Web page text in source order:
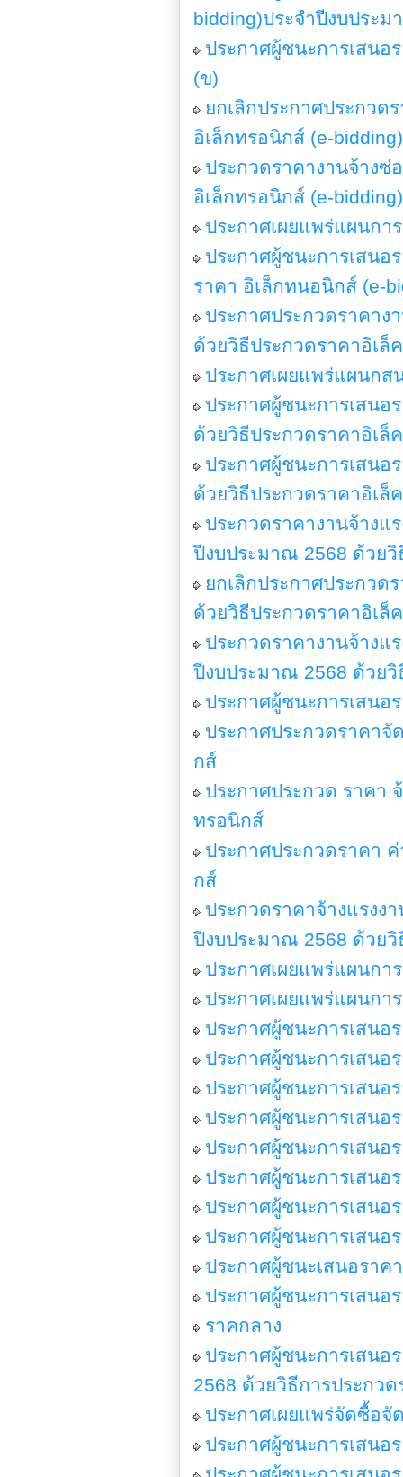
bidding)ประจำปีงบประม
ประกาศผู้ชนะการเสนอ
(ข)
ยกเลิกประกาศประกว
อิเล็กทรอนิกส์ (e-bidding)
ประกวดราคางานจ้าง
อิเล็กทรอนิกส์ (e-
ประกาศเผยแพร่แผนก
ประกาศผู้ชนะการเสนอ
ราคา อิเล็กทนอนิกส์ (e-
ประกาศประกวดราคาง
ด้วยวิธีประกวดราคาอิเ
ประกาศเผยแพร่แผนก
ประกาศผู้ชนะการเสน
ด้วยวิธีประกวดราคาอิเล็
ประกาศผู้ชนะการเสนอ
ด้วยวิธีประกวดราคาอิเล็
ประกวดราคางานจ้างแ
ปีงบประมาณ 2568 ด้วย
ยกเลิกประกาศประกวด
ด้วยวิธีประกวดราคาอิเล็
ประกวดราคางานจ้างแ
ปีงบประมาณ 2568 ด้วย
ประกาศผู้ชนะการเสนอ
ประกาศประกวดราคา
กส์
ประกาศประกวด ราคา
ทรอนิกส์
ประกาศประกวดราคา
กส์
ประกวดราคาจ้างแรงง
ปีงบประมาณ 2568 ด้วย
ประกาศเผยแพร่แผนกา
ประกาศเผยแพร่แผนกา
ประกาศผู้ชนะการเสน
ประกาศผู้ชนะการเสนอ
ประกาศผู้ชนะการเสนอ
ประกาศผู้ชนะการเสนอ
ประกาศผู้ชนะการเสนอ
ประกาศผู้ชนะการเสนอ
ประกาศผู้ชนะการเสนอ
ประกาศผู้ชนะการเสนอ
ประกาศผู้ชนะเสนอราคา
ประกาศผู้ชนะการเสนอ
ราคกลาง
ประกาศผู้ชนะการเสนอ
2568 ด้วยวิธีการประกว
ประกาศเผยแพร่จัดซื้อจั
ประกาศผู้ชนะการเสนอ